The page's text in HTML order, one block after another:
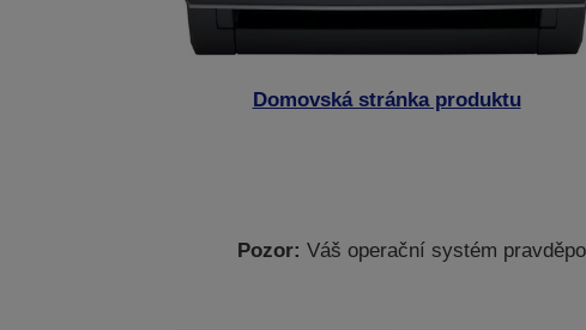
Domovská stránka produktu
Pozor: Váš operační systém